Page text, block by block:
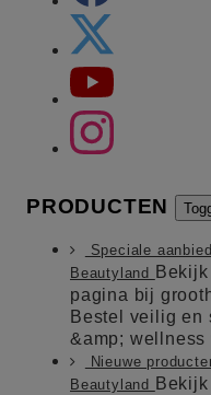
PRODUCTEN
Speciale
Beautyland
pagina bij
Bestel veilig en
&amp; wellness
Nieuwe
Beautyland